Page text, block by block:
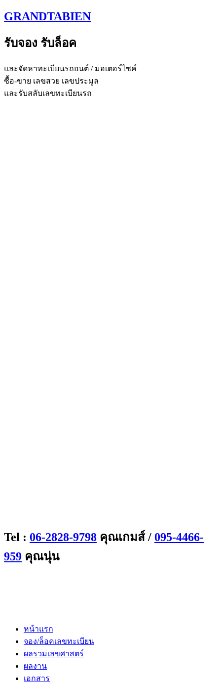
Skip
to
GRANDTABIEN
รับจอง รับล็อค
และจัดหาทะเบียนรถยนต์ / มอเตอร์ไซค์
ซื้อ-ขาย เลขสวย เลขประมูล
และรับสลับเลขทะเบียนรถ
Tel : 06-2828-9798 คุณเกมส์ / 095-4466-
959 คุณนุ่น
หน้าแรก
จอง/ล็อคเลขทะเบียน
ผลรวมเลขศาสตร์
ผลงาน
เอกสาร